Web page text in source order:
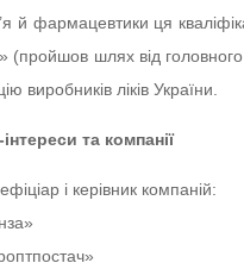
й фармацевтики ця
(пройшов шлях від
виробників ліків України.
інтереси та компанії
і керівник компаній: